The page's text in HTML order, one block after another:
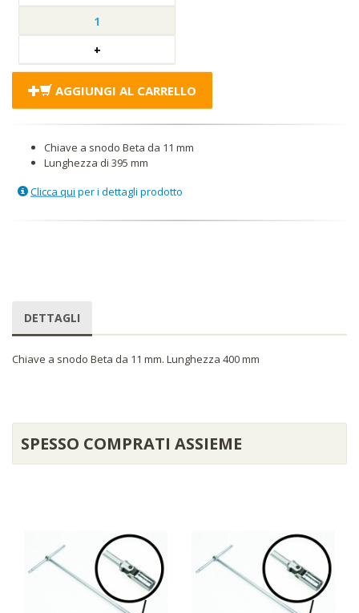
AGGIUNGI AL CARRELLO
Chiave a snodo Beta da 11 mm
Lunghezza di 395 mm
Clicca qui per i dettagli prodotto
DETTAGLI
Chiave a snodo Beta da 11 mm. Lunghezza 400 mm
SPESSO COMPRATI ASSIEME